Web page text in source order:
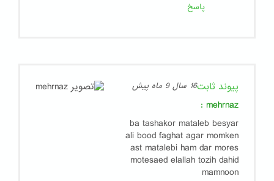
پاسخ
پیوند ثابت16 سال 9 ماه پیش
mehrnaz
:
ba tashakor mataleb besyar
ali bood faghat agar momken
ast matalebi ham dar mores
motesaed elallah tozih dahid
mamnoon